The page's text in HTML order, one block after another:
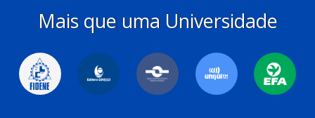
Mais que uma Universidade